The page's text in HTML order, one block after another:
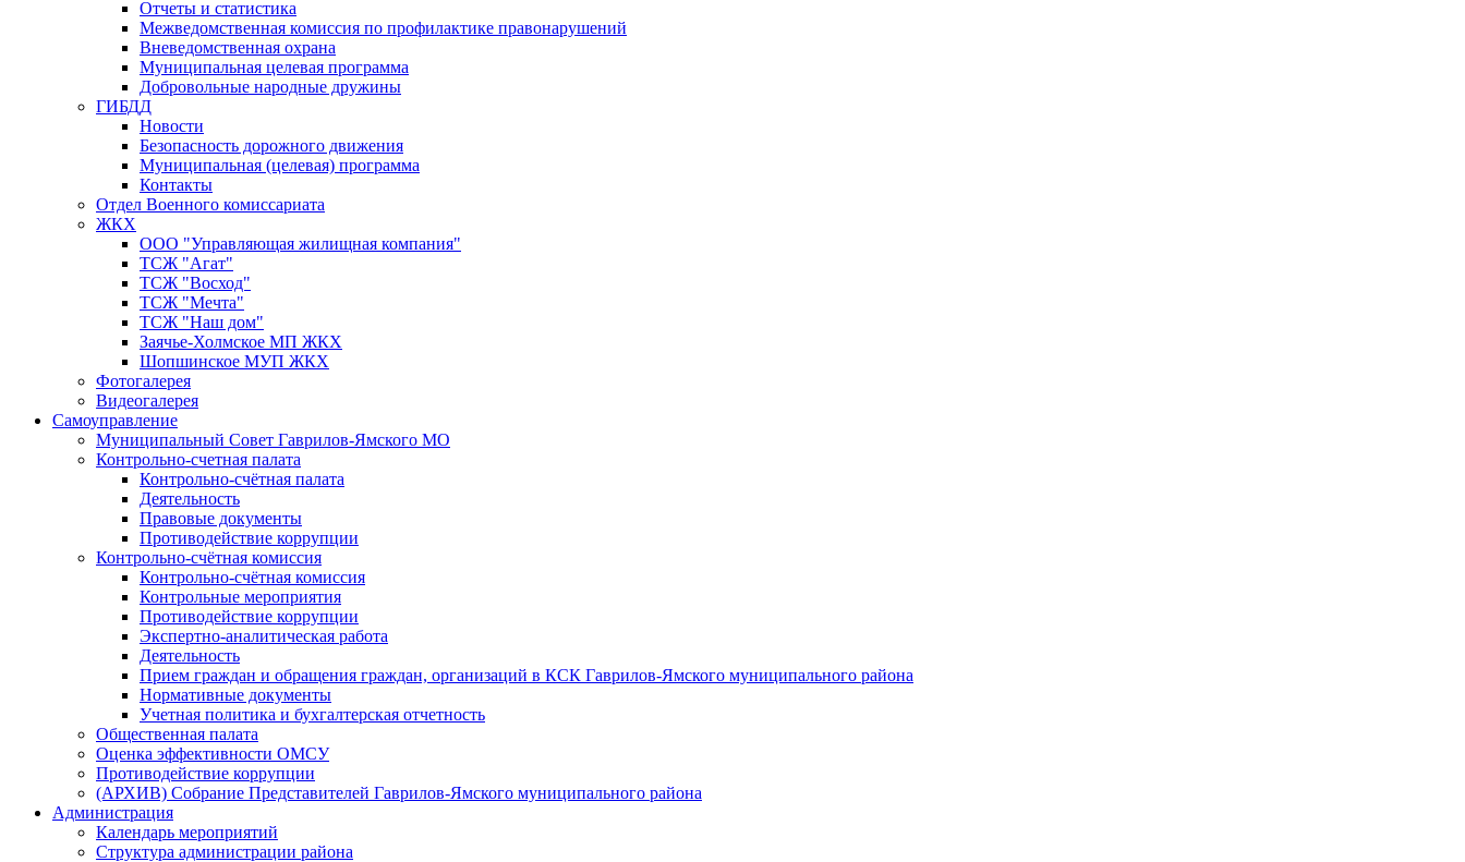
Отчеты и статистика
Межведомственная комиссия по профилактике правонарушений
Вневедомственная охрана
Муниципальная целевая программа
Добровольные народные дружины
ГИБДД
Новости
Безопасность дорожного движения
Муниципальная (целевая) программа
Контакты
Отдел Военного комиссариата
ЖКХ
ООО "Управляющая жилищная компания"
ТСЖ "Агат"
ТСЖ "Восход"
ТСЖ "Мечта"
ТСЖ "Наш дом"
Заячье-Холмское МП ЖКХ
Шопшинское МУП ЖКХ
Фотогалерея
Видеогалерея
Самоуправление
Муниципальный Совет Гаврилов-Ямского МО
Контрольно-счетная палата
Контрольно-счётная палата
Деятельность
Правовые документы
Противодействие коррупции
Контрольно-счётная комиссия
Контрольно-счётная комиссия
Контрольные мероприятия
Противодействие коррупции
Экспертно-аналитическая работа
Деятельность
Прием граждан и обращения граждан, организаций в КСК Гаврилов-Ямского муниципального района
Нормативные документы
Учетная политика и бухгалтерская отчетность
Общественная палата
Оценка эффективности ОМСУ
Противодействие коррупции
(АРХИВ) Собрание Представителей Гаврилов-Ямского муниципального района
Администрация
Календарь мероприятий
Структура администрации района